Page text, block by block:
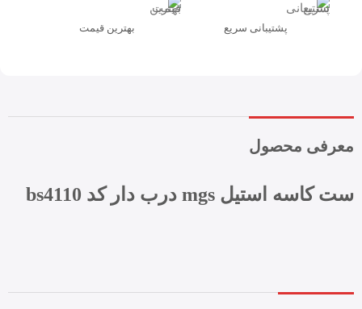
پشتیبانی سریع بهترین قیمت
معرفی محصول
ست کاسه استیل mgs درب دار کد bs4110